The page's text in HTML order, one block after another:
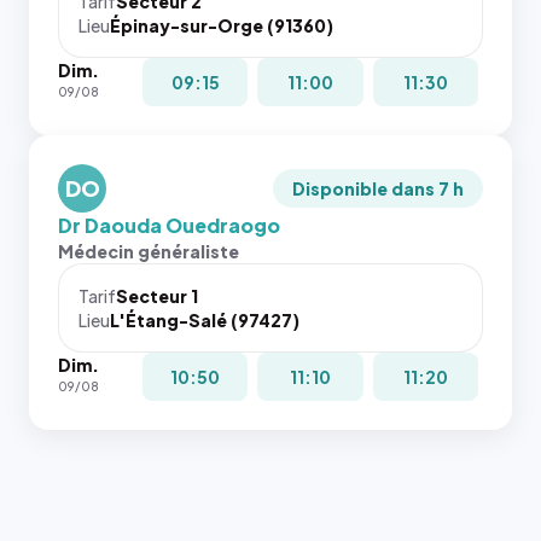
navigateur
pas la
place, et
les trois
dernières
images de
l'annuaire
dans ce
cas. #}
LieuÉpinay-sur-Orge (91360)
Dim.
09/08 09:15 11:00 11:30
DO Disponible dans 7 h
Dr Daouda Ouedraogo
Médecin généraliste
TarifSecteur 1
LieuL'Étang-Salé (97427)
Dim.
09/08 10:50 11:10 11:20